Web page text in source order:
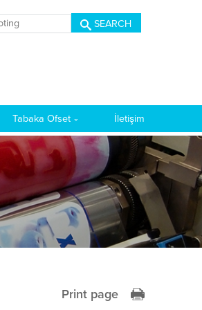
SEARCH
Tabaka Ofset İletişim
Print page